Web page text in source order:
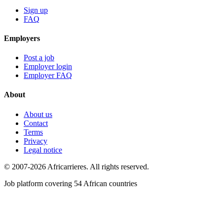
Sign up
FAQ
Employers
Post a job
Employer login
Employer FAQ
About
About us
Contact
Terms
Privacy
Legal notice
© 2007-2026 Africarrieres. All rights reserved.
Job platform covering 54 African countries